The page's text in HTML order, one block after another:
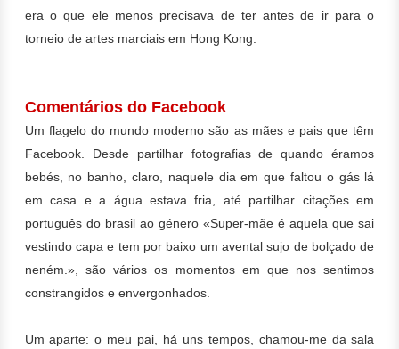
era o que ele menos precisava de ter antes de ir para o
torneio de artes marciais em Hong Kong.
Comentários do Facebook
Um flagelo do mundo moderno são as mães e pais que têm
Facebook. Desde partilhar fotografias de quando éramos
bebés, no banho, claro, naquele dia em que faltou o gás lá
em casa e a água estava fria, até partilhar citações em
português do brasil ao género «Super-mãe é aquela que sai
vestindo capa e tem por baixo um avental sujo de bolçado de
neném.», são vários os momentos em que nos sentimos
constrangidos e envergonhados.
Um aparte: o meu pai, há uns tempos, chamou-me da sala